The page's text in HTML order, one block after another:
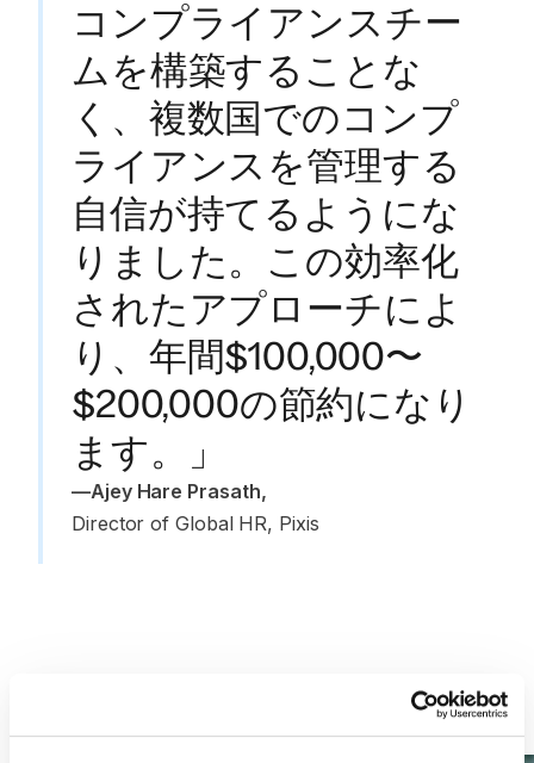
コンプライアンスチー
ムを構築することな
く、複数国でのコンプ
ライアンスを管理する
自信が持てるようにな
りました。この効率化
されたアプローチによ
り、年間$100,000〜
$200,000の節約になり
ます。」
—Ajey Hare Prasath,
Director of Global HR, Pixis